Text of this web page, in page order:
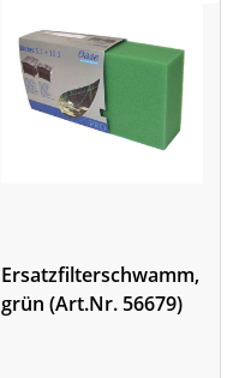
Ersatzfilterschwamm,
grün (Art.Nr. 56679)